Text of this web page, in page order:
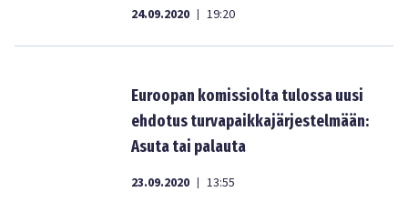
24.09.2020 | 19:20
Euroopan komissiolta tulossa uusi
ehdotus turvapaikkajärjestelmään:
Asuta tai palauta
23.09.2020 | 13:55